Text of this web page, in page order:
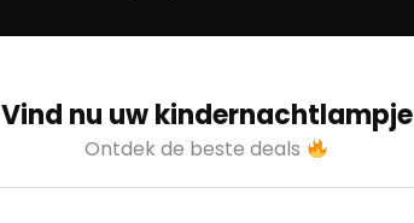
Vind nu uw kindernachtlampje
Ontdek de beste deals